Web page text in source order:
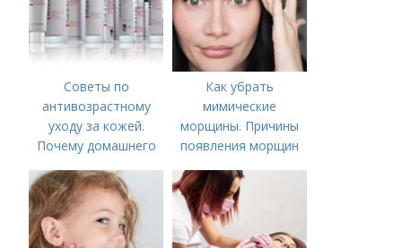
Советы по
антивозрастному
уходу за кожей.
Почему домашнего
Как убрать
мимические
морщины. Причины
появления морщин